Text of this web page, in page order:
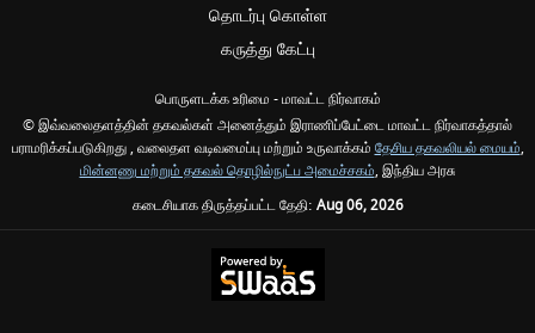
தொடர்பு கொள்ள
கருத்து கேட்பு
பொருளடக்க உரிமை - மாவட்ட நிர்வாகம்
© இவ்வலைதளத்தின் தகவல்கள் அனைத்தும் இராணிப்பேட்டை மாவட்ட நிர்வாகத்தால்
பராமரிக்கப்படுகிறது , வலைதள வடிவமைப்பு மற்றும் உருவாக்கம் தேசிய தகவலியல் மையம்,
மின்னணு மற்றும் தகவல் தொழில்நுட்ப அமைச்சகம், இந்திய அரசு
கடைசியாக திருத்தப்பட்ட தேதி: Aug 06, 2026